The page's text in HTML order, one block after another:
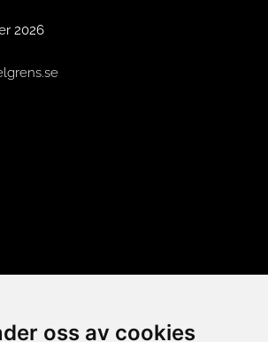
oss av cookies
2026